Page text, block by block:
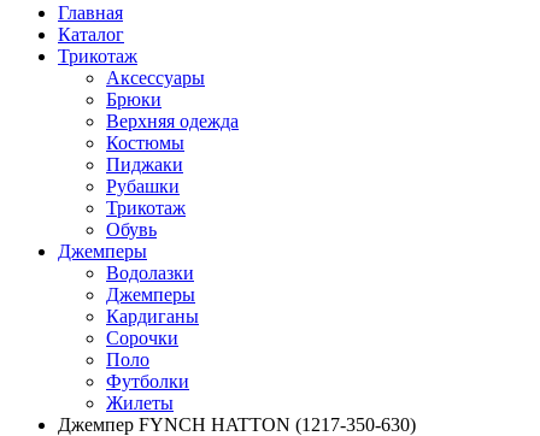
Главная
Каталог
Трикотаж
Аксессуары
Брюки
Верхняя одежда
Костюмы
Пиджаки
Рубашки
Трикотаж
Обувь
Джемперы
Водолазки
Джемперы
Кардиганы
Сорочки
Поло
Футболки
Жилеты
Джемпер FYNCH HATTON (1217-350-630)